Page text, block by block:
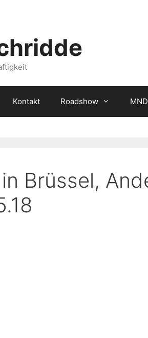
Kontakt Roadshow MND
Brüssel,